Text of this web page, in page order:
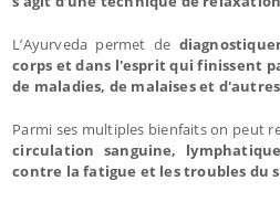
L’Ayurveda permet de
corps et dans l'esprit qui finissent
de maladies, de malaises et
Parmi ses multiples bienfaits on peut
circulation sanguine,
contre la fatigue et les troubles du